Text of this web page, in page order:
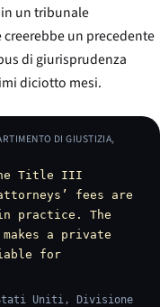
un tribunale
un precedente
di giurisprudenza
diciotto mesi.
DI GIUSTIZIA,
Title III
fees are
practice. The
a private
for
Uniti, Divisione